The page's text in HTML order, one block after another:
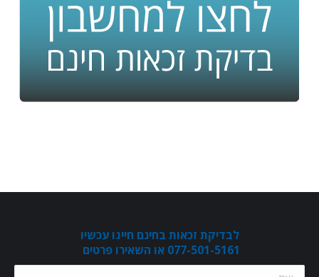
לבדיקת זכאות בחינם חייגו עכשיו
077-501-5161 או השאירו פרטים